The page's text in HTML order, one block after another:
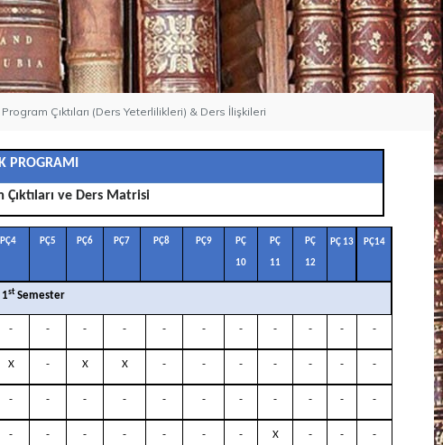
Program Çıktıları (Ders Yeterlilikleri) & Ders İlişkileri
ve Ders Matrisi
PÇ4 PÇ5 PÇ6 PÇ7 PÇ8 PÇ9 PÇ
10
PÇ
11
PÇ
12
PÇ 13 PÇ14
st Semester
- - - - - - - - - - -
X - X X - - - - - - -
- - - - - - - - - - -
- - - - - - - X - - -